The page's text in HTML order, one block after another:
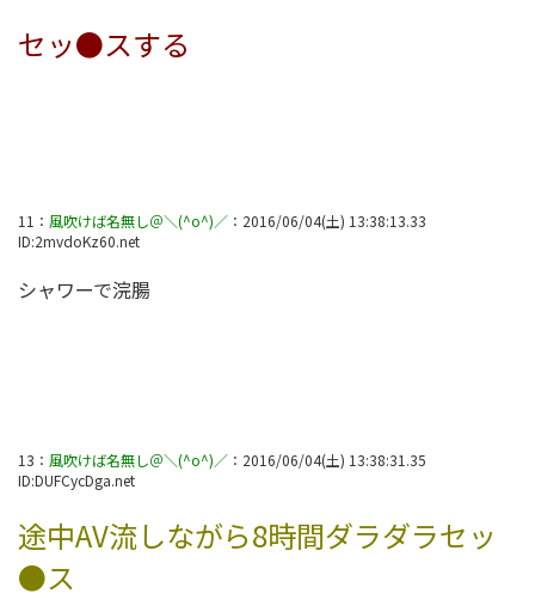
セッ●スする
11 ： 風吹けば名無し＠＼(^o^)／ ： 2016/06/04(土) 13:38:13.33
ID:2mvdoKz60.net
シャワーで浣腸
13 ： 風吹けば名無し＠＼(^o^)／ ： 2016/06/04(土) 13:38:31.35
ID:DUFCycDga.net
途中AV流しながら8時間ダラダラセッ
●ス